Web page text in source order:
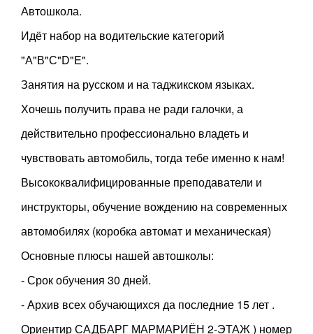
Автошкола.
Идёт набор на водительские категорий
"А"В"С"D"E".
Занятия на русском и на таджикском языках.
Хочешь получить права не ради галочки, а
действительно профессионально владеть и
чувствовать автомобиль, тогда тебе именно к нам!
Высококвалифицированные преподаватели и
инструкторы, обучение вождению на современных
автомобилях (коробка автомат и механическая)
Основные плюсы нашей автошколы:
- Срок обучения 30 дней.
- Архив всех обучающихся да последние 15 лет .
Ориентир САДБАРГ МАРМАРИЁН 2-ЭТАЖ ) номер